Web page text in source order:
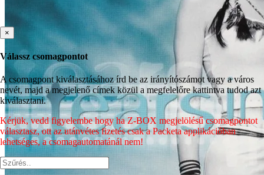
×
Válassz csomagpontot
A csomagpont kiválasztásához írd be az irányítószámot vagy a város
nevét, majd a megjelenő címek közül a megfelelőre kattintva tudod azt
kiválasztani.
Kérjük, vedd figyelembe hogy ha Z-BOX megjelölésű csomagpontot
választasz, ott az utánvétes fizetés csak a Packeta applikációban
lehetséges, a csomagautomatánál nem!